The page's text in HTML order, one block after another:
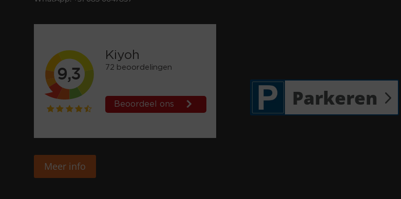
Meer info
Parkeren